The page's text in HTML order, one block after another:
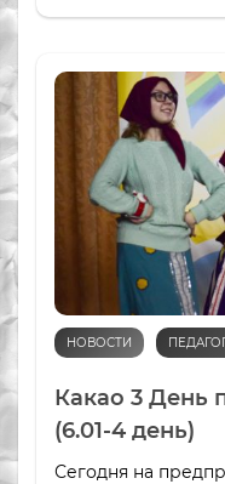
НОВОСТИ
Какао 3 День
(6.01-4 день)
Сегодня на